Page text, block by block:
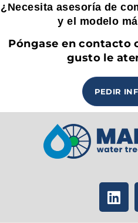
¿Necesita asesoría de
y el modelo
Póngase en contacto
gusto le
PEDIR